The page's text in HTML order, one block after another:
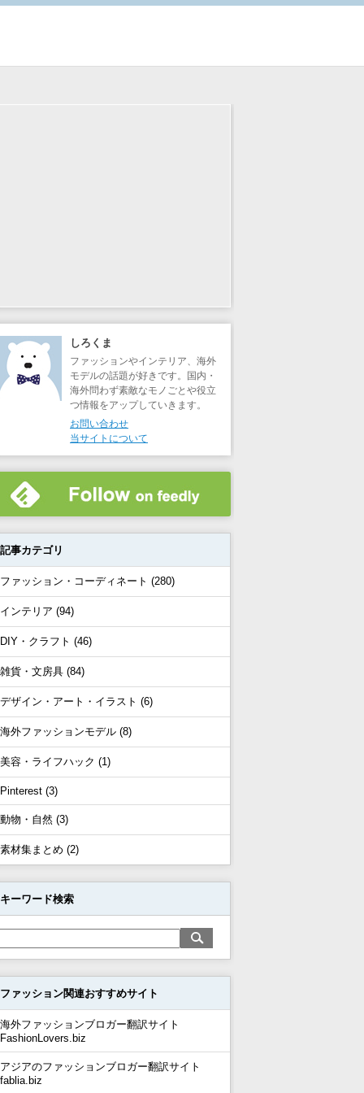
しろくま
ファッションやインテリア、海外
モデルの話題が好きです。国内・
海外問わず素敵なモノごとや役立
つ情報をアップしていきます。
お問い合わせ
当サイトについて
記事カテゴリ
ファッション・コーディネート (280)
インテリア (94)
DIY・クラフト (46)
雑貨・文房具 (84)
デザイン・アート・イラスト (6)
海外ファッションモデル (8)
美容・ライフハック (1)
Pinterest (3)
動物・自然 (3)
素材集まとめ (2)
キーワード検索
ファッション関連おすすめサイト
海外ファッションブロガー翻訳サイト
FashionLovers.biz
アジアのファッションブロガー翻訳サイト
fablia.biz